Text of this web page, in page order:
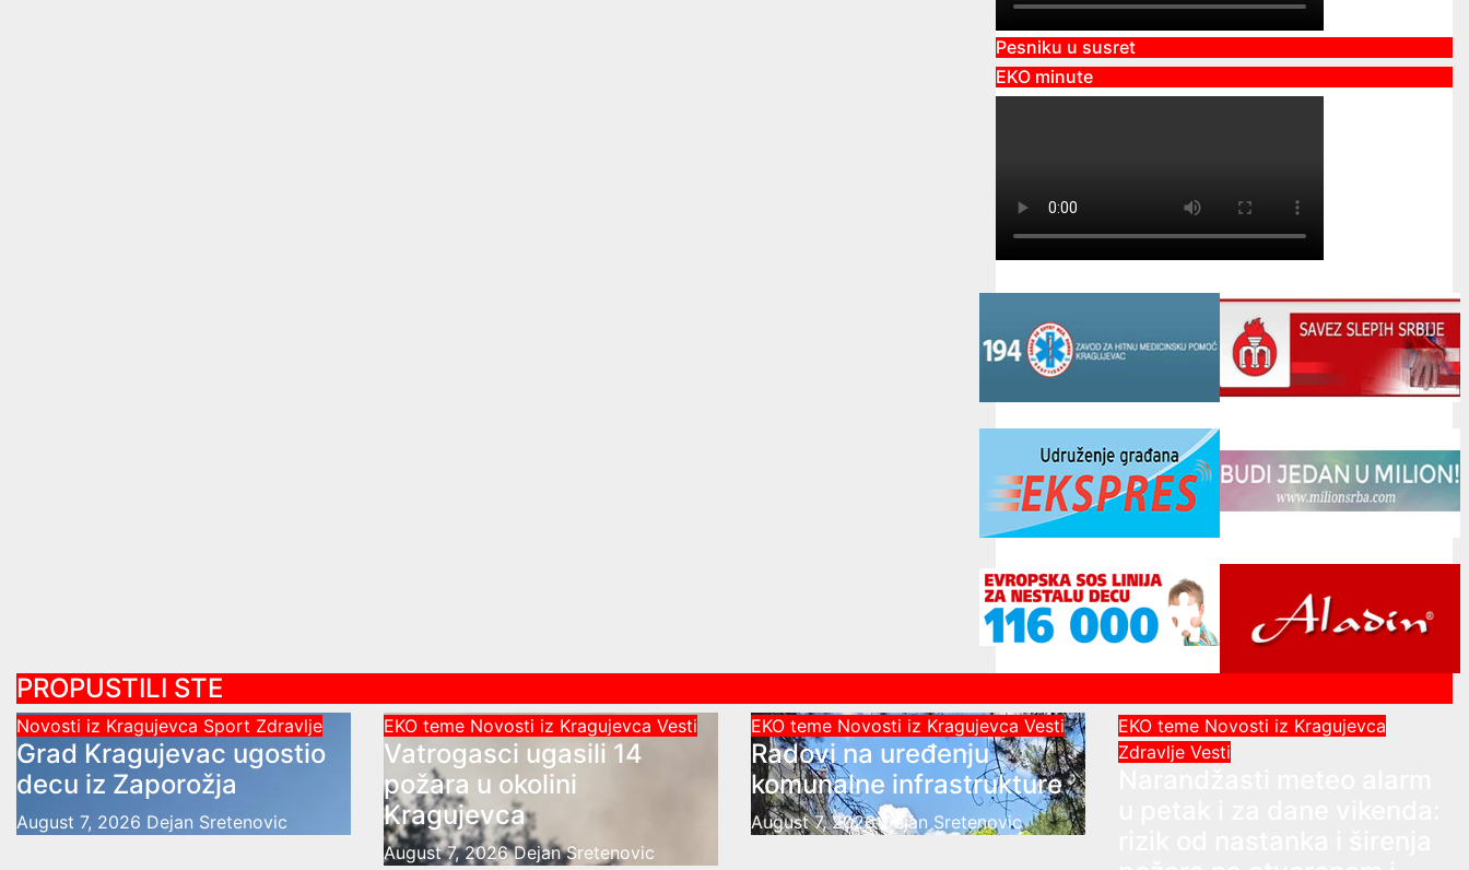
Pesniku u susret
EKO minute
PROPUSTILI STE
Novosti iz Kragujevca Sport Zdravlje
Grad Kragujevac ugostio
decu iz Zaporožja
August 7, 2026 Dejan Sretenovic
EKO teme Novosti iz Kragujevca Vesti
Vatrogasci ugasili 14
požara u okolini
Kragujevca
August 7, 2026Dejan Sretenovic
EKO teme Novosti iz Kragujevca Vesti
Radovi na uređenju
komunalne infrastrukture
August 7, 2026Dejan Sretenovic
EKO teme Novosti iz Kragujevca
Zdravlje Vesti